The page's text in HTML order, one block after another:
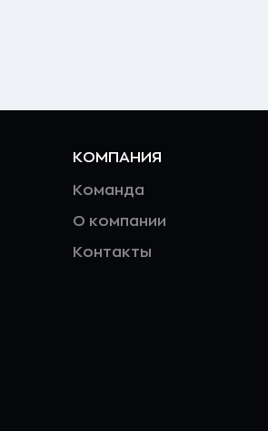
КОМПАНИЯ
Команда
О компании
Контакты